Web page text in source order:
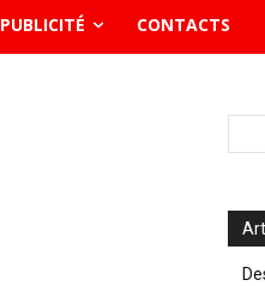
PUBLICITÉ CONTACTS